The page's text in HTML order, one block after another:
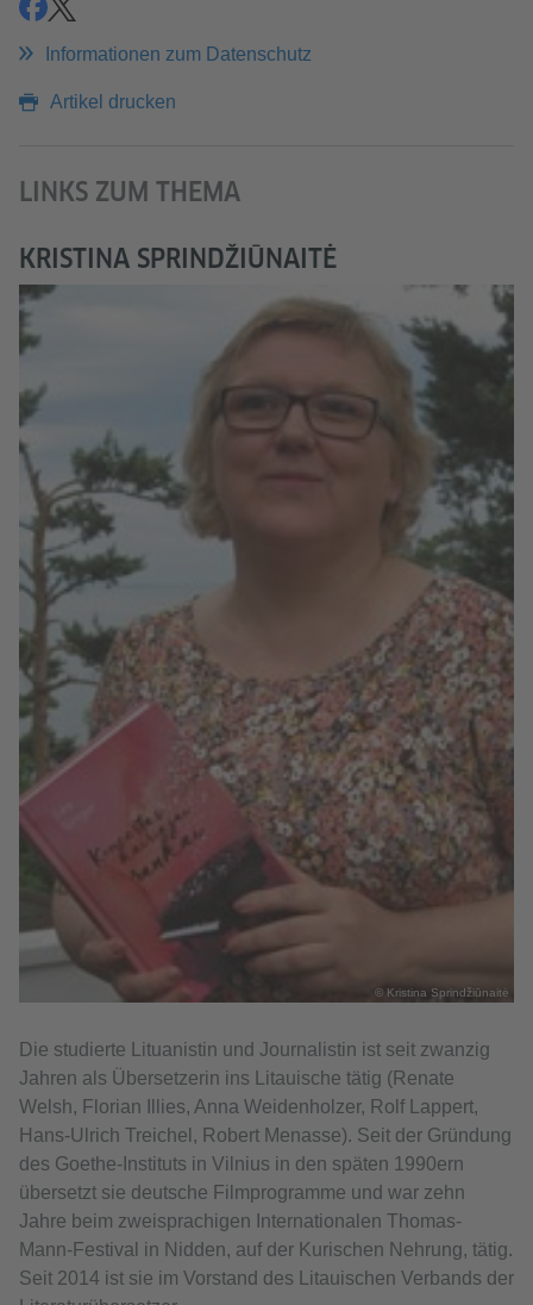
teilenteilen
Informationen zum Datenschutz
Artikel drucken
LINKS ZUM THEMA
KRISTINA SPRINDŽIŪNAITĖ
© Kristina Sprindžiūnaitė
Die studierte Lituanistin und Journalistin ist seit zwanzig
Jahren als Übersetzerin ins Litauische tätig (Renate
Welsh, Florian Illies, Anna Weidenholzer, Rolf Lappert,
Hans-Ulrich Treichel, Robert Menasse). Seit der Gründung
des Goethe-Instituts in Vilnius in den späten 1990ern
übersetzt sie deutsche Filmprogramme und war zehn
Jahre beim zweisprachigen Internationalen Thomas-
Mann-Festival in Nidden, auf der Kurischen Nehrung, tätig.
Seit 2014 ist sie im Vorstand des Litauischen Verbands der